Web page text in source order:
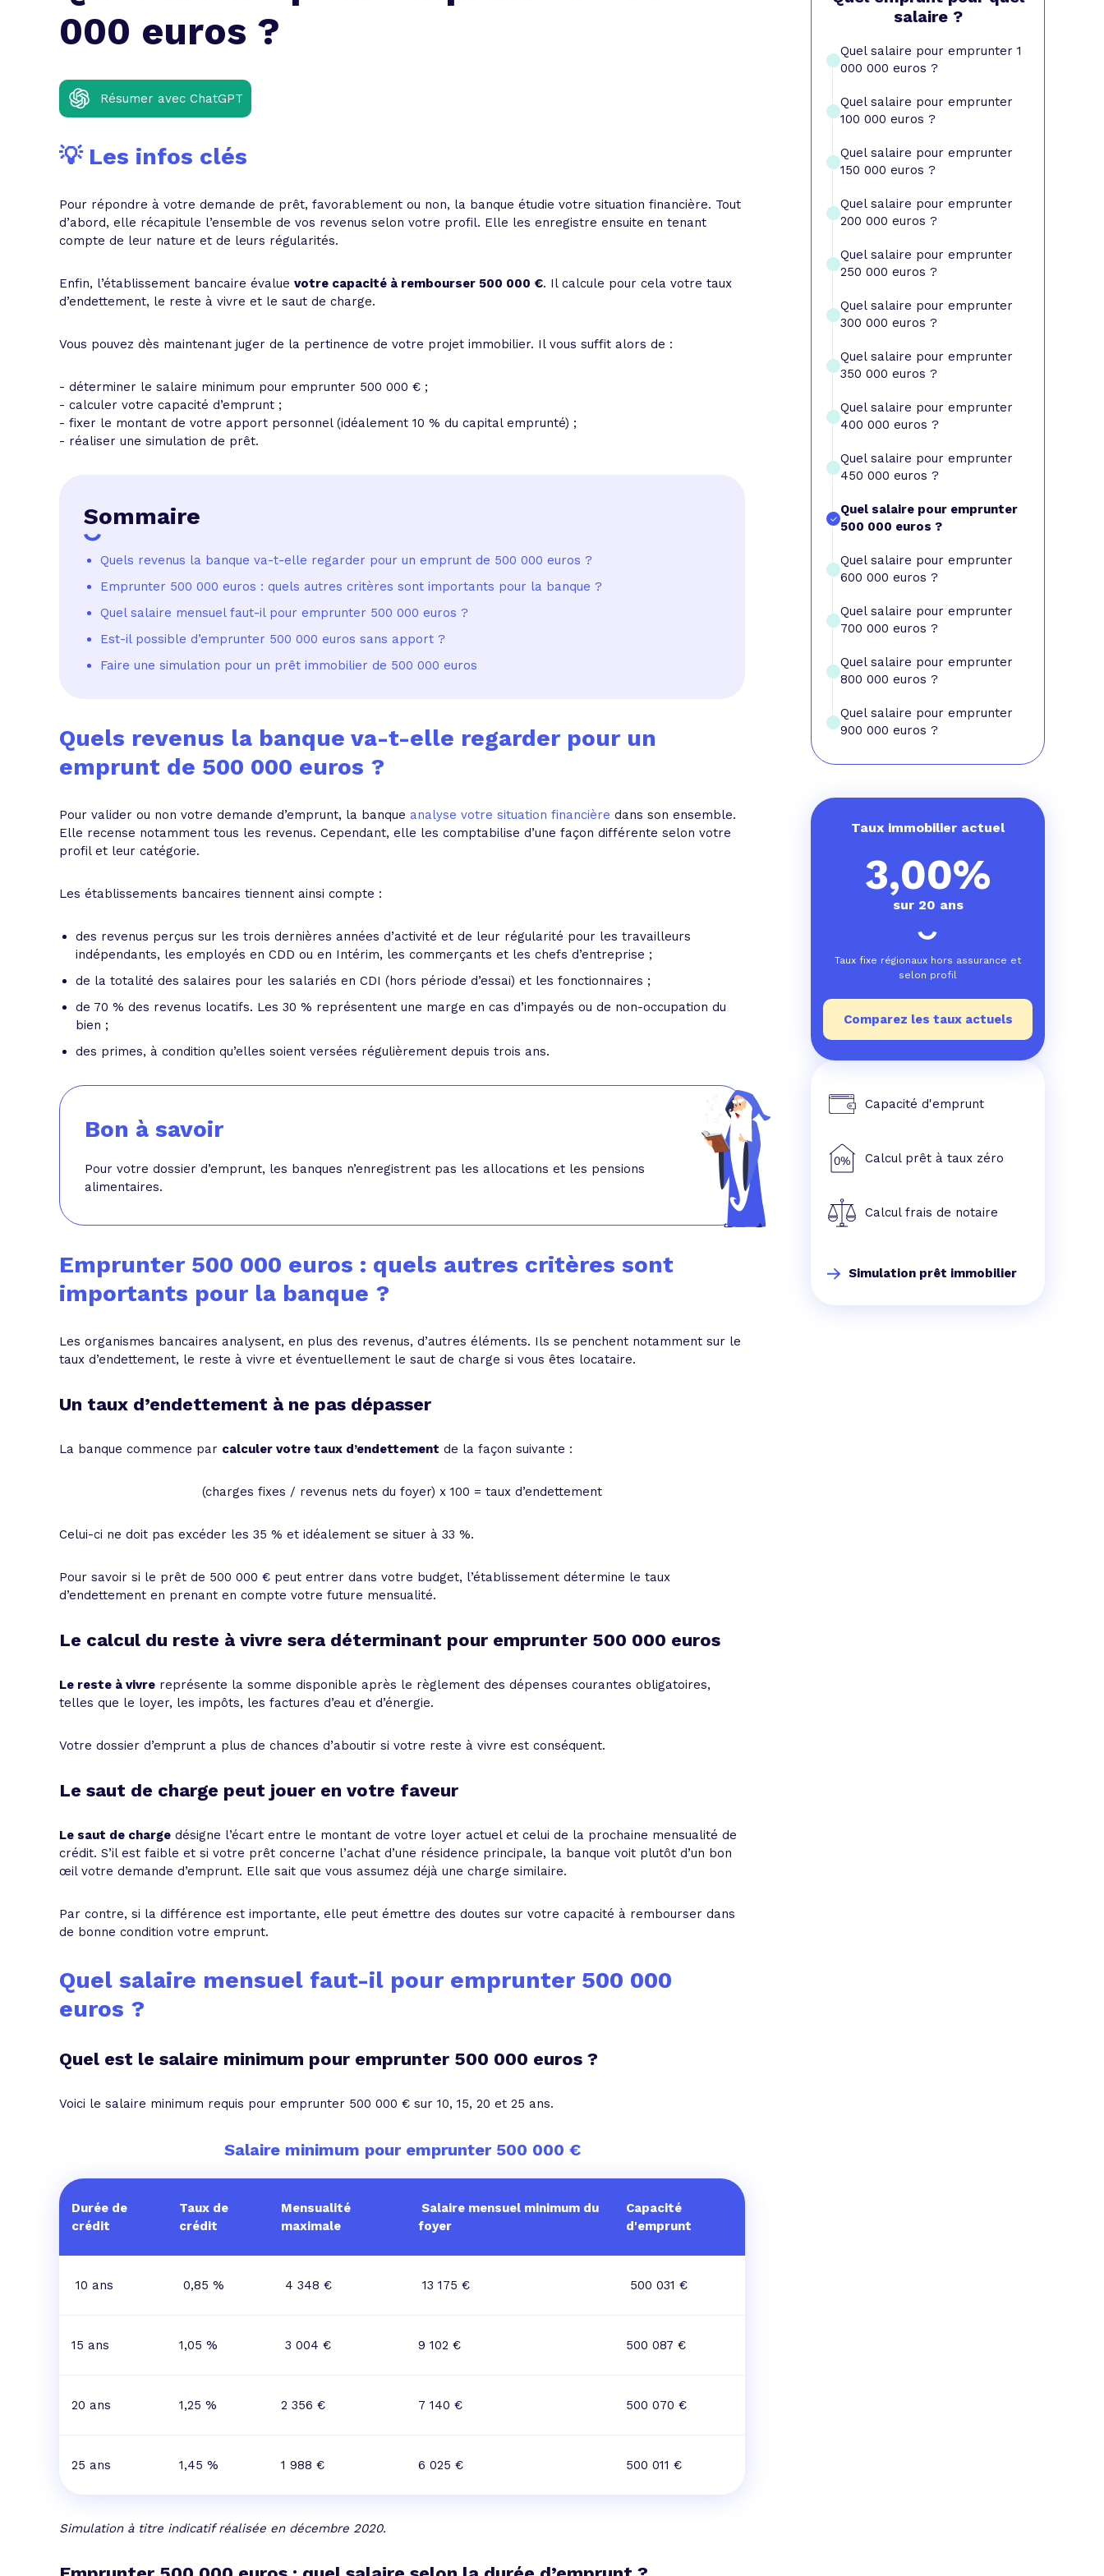
L'acte de vente et le remboursement
Profitez de notre expertise au meilleur taux !
Trouvez votre prêt conso au meilleur taux !
Toutes les simulations de rachat de crédit
Bénéficiez de notre expertise en regroupement de crédits
000 euros ?
Résumer avec ChatGPT
💡 Les infos clés
Pour répondre à votre demande de prêt, favorablement ou non, la banque étudie votre situation financière. Tout
d’abord, elle récapitule l’ensemble de vos revenus selon votre profil. Elle les enregistre ensuite en tenant
compte de leur nature et de leurs régularités.
Enfin, l’établissement bancaire évalue votre capacité à rembourser 500 000 €. Il calcule pour cela votre taux
d’endettement, le reste à vivre et le saut de charge.
Vous pouvez dès maintenant juger de la pertinence de votre projet immobilier. Il vous suffit alors de :
- déterminer le salaire minimum pour emprunter 500 000 € ;
- calculer votre capacité d’emprunt ;
- fixer le montant de votre apport personnel (idéalement 10 % du capital emprunté) ;
- réaliser une simulation de prêt.
Sommaire
Quels revenus la banque va-t-elle regarder pour un emprunt de 500 000 euros ?
Emprunter 500 000 euros : quels autres critères sont importants pour la banque ?
Quel salaire mensuel faut-il pour emprunter 500 000 euros ?
Est-il possible d’emprunter 500 000 euros sans apport ?
Faire une simulation pour un prêt immobilier de 500 000 euros
Quels revenus la banque va-t-elle regarder pour un
emprunt de 500 000 euros ?
Pour valider ou non votre demande d’emprunt, la banque analyse votre situation financière dans son ensemble.
Elle recense notamment tous les revenus. Cependant, elle les comptabilise d’une façon différente selon votre
profil et leur catégorie.
Les établissements bancaires tiennent ainsi compte :
des revenus perçus sur les trois dernières années d’activité et de leur régularité pour les travailleurs
indépendants, les employés en CDD ou en Intérim, les commerçants et les chefs d’entreprise ;
de la totalité des salaires pour les salariés en CDI (hors période d’essai) et les fonctionnaires ;
de 70 % des revenus locatifs. Les 30 % représentent une marge en cas d’impayés ou de non-occupation du
bien ;
des primes, à condition qu’elles soient versées régulièrement depuis trois ans.
Bon à savoir
Pour votre dossier d’emprunt, les banques n’enregistrent pas les allocations et les pensions
alimentaires.
Emprunter 500 000 euros : quels autres critères sont
importants pour la banque ?
Les organismes bancaires analysent, en plus des revenus, d’autres éléments. Ils se penchent notamment sur le
taux d’endettement, le reste à vivre et éventuellement le saut de charge si vous êtes locataire.
Un taux d’endettement à ne pas dépasser
La banque commence par calculer votre taux d’endettement de la façon suivante :
(charges fixes / revenus nets du foyer) x 100 = taux d’endettement
Celui-ci ne doit pas excéder les 35 % et idéalement se situer à 33 %.
Pour savoir si le prêt de 500 000 € peut entrer dans votre budget, l’établissement détermine le taux
d’endettement en prenant en compte votre future mensualité.
Le calcul du reste à vivre sera déterminant pour emprunter 500 000 euros
Le reste à vivre représente la somme disponible après le règlement des dépenses courantes obligatoires,
telles que le loyer, les impôts, les factures d’eau et d’énergie.
Votre dossier d’emprunt a plus de chances d’aboutir si votre reste à vivre est conséquent.
Le saut de charge peut jouer en votre faveur
Le saut de charge désigne l’écart entre le montant de votre loyer actuel et celui de la prochaine mensualité de
crédit. S’il est faible et si votre prêt concerne l’achat d’une résidence principale, la banque voit plutôt d’un bon
œil votre demande d’emprunt. Elle sait que vous assumez déjà une charge similaire.
Par contre, si la différence est importante, elle peut émettre des doutes sur votre capacité à rembourser dans
de bonne condition votre emprunt.
Quel salaire mensuel faut-il pour emprunter 500 000
euros ?
Quel est le salaire minimum pour emprunter 500 000 euros ?
Voici le salaire minimum requis pour emprunter 500 000 € sur 10, 15, 20 et 25 ans.
Salaire minimum pour emprunter 500 000 €
Durée de
crédit
Taux de
crédit
Mensualité
maximale
Salaire mensuel minimum du
foyer
Capacité
d'emprunt
10 ans 0,85 % 4 348 € 13 175 € 500 031 €
15 ans 1,05 % 3 004 € 9 102 € 500 087 €
20 ans 1,25 % 2 356 € 7 140 € 500 070 €
25 ans 1,45 % 1 988 € 6 025 € 500 011 €
Simulation à titre indicatif réalisée en décembre 2020.
salaire ?
Quel salaire pour emprunter 1
000 000 euros ?
Quel salaire pour emprunter
100 000 euros ?
Quel salaire pour emprunter
150 000 euros ?
Quel salaire pour emprunter
200 000 euros ?
Quel salaire pour emprunter
250 000 euros ?
Quel salaire pour emprunter
300 000 euros ?
Quel salaire pour emprunter
350 000 euros ?
Quel salaire pour emprunter
400 000 euros ?
Quel salaire pour emprunter
450 000 euros ?
Quel salaire pour emprunter
500 000 euros ?
Quel salaire pour emprunter
600 000 euros ?
Quel salaire pour emprunter
700 000 euros ?
Quel salaire pour emprunter
800 000 euros ?
Quel salaire pour emprunter
900 000 euros ?
Taux immobilier actuel
3,00%
sur 20 ans
Taux fixe régionaux hors assurance et
selon profil
Comparez les taux actuels
Capacité d'emprunt
Calcul prêt à taux zéro
Calcul frais de notaire
Simulation prêt immobilier